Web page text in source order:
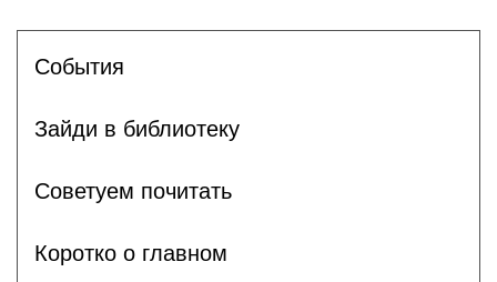
События
Зайди в библиотеку
Советуем почитать
Коротко о главном